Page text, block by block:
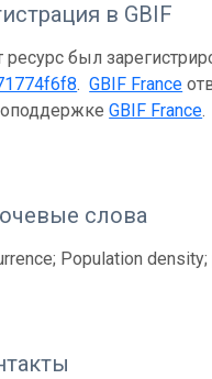
в GBIF
ресурс был
.GBIF France
GBIF France.
слова
Population